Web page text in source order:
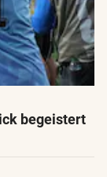
begeistert